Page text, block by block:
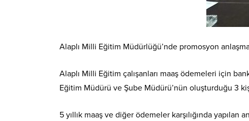
Alaplı Milli Eğitim Müdürlüğü’nde promosyon
Alaplı Milli Eğitim çalışanları maaş ödemeleri için
Eğitim Müdürü ve Şube Müdürü’nün oluşturduğu 3
5 yıllık maaş ve diğer ödemeler karşılığında